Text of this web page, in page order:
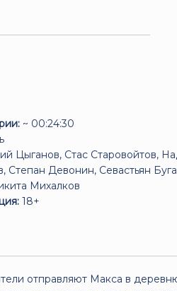
~ 00:24:30
Цыганов, Стас Старовойтов,
Степан Девонин, Севастьян
Михалков
18+
отправляют Макса в